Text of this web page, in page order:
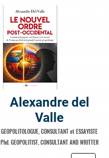
Alexandre del
Valle
GEOPOLITOLOGUE, CONSULTANT et ESSAYISTE
Phd. GEOPOLITIST, CONSULTANT AND WRITTER